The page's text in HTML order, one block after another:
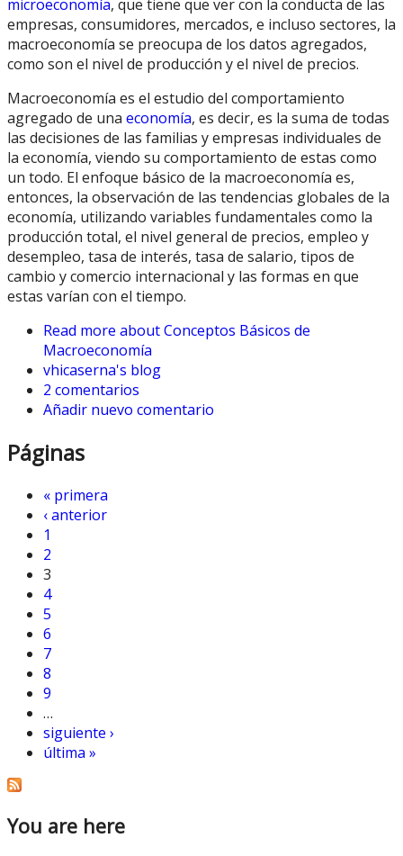
microeconomía, que tiene que ver con la conducta de las
empresas, consumidores, mercados, e incluso sectores, la
macroeconomía se preocupa de los datos agregados,
como son el nivel de producción y el nivel de precios.
Macroeconomía es el estudio del comportamiento
agregado de una economía, es decir, es la suma de todas
las decisiones de las familias y empresas individuales de
la economía, viendo su comportamiento de estas como
un todo. El enfoque básico de la macroeconomía es,
entonces, la observación de las tendencias globales de la
economía, utilizando variables fundamentales como la
producción total, el nivel general de precios, empleo y
desempleo, tasa de interés, tasa de salario, tipos de
cambio y comercio internacional y las formas en que
estas varían con el tiempo.
Read more about Conceptos Básicos de
Macroeconomía
vhicaserna's blog
2 comentarios
Añadir nuevo comentario
Páginas
« primera
‹ anterior
1
2
3
4
5
6
7
8
9
…
siguiente ›
última »
You are here